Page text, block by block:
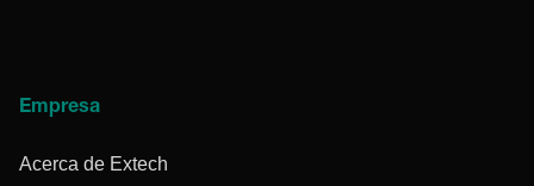
Empresa
Acerca de Extech